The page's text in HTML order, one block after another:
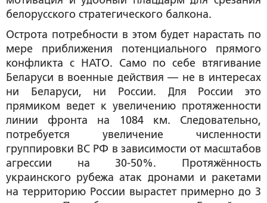
белорусского стратегического балкона.
Острота потребности в этом будет нарастать по
мере приближения потенциального прямого
конфликта с НАТО. Само по себе втягивание
Беларуси в военные действия — не в интересах
ни Беларуси, ни России. Для России это
прямиком ведет к увеличению протяженности
линии фронта на 1084 км. Следовательно,
потребуется увеличение численности
группировки ВС РФ в зависимости от масштабов
агрессии на 30-50%. Протяжённость
украинского рубежа атак дронами и ракетами
на территорию России вырастет примерно до 3